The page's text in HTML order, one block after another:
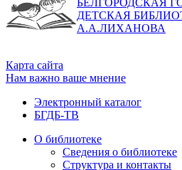
ДЕТСКАЯ
А.А.ЛИХАНОВА
Карта сайта
Нам важно ваше мнение
Электронный каталог
БГДБ-ТВ
О библиотеке
Сведения о библиотеке
Структура и контакты